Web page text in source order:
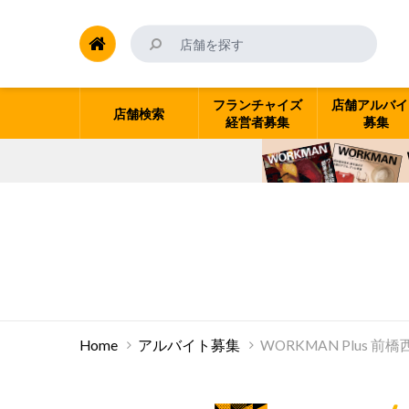
フランチャイズ
経営者募集
店舗検索
店舗アルバ
募集
Home アルバイト募集 WORKMAN Plus 前橋